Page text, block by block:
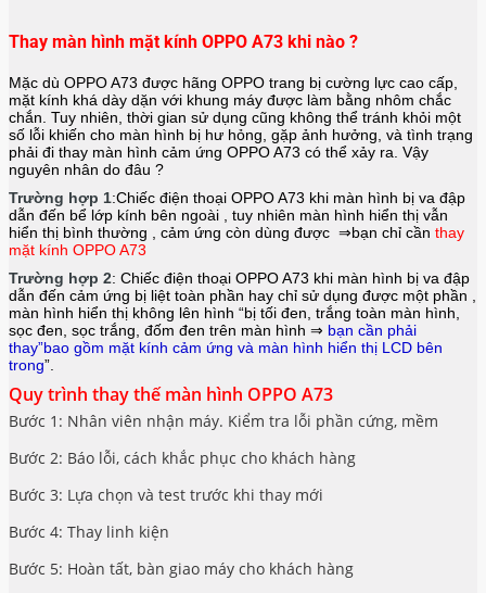
Thay màn hình mặt kính OPPO A73 khi nào ?
Mặc dù OPPO A73 được hãng OPPO trang bị cường lực cao cấp,
mặt kính khá dày dặn với khung máy được làm bằng nhôm chắc
chắn. Tuy nhiên, thời gian sử dụng cũng không thể tránh khỏi một
số lỗi khiến cho màn hình bị hư hỏng, gặp ảnh hưởng, và tình trạng
phải đi thay màn hình cảm ứng OPPO A73 có thể xảy ra. Vậy
nguyên nhân do đâu ?
Trường hợp 1:Chiếc điện thoại OPPO A73 khi màn hình bị va đập
dẫn đến bể lớp kính bên ngoài , tuy nhiên màn hình hiển thị vẫn
hiển thị bình thường , cảm ứng còn dùng được ⇒bạn chỉ cần thay
mặt kính OPPO A73
Trường hợp 2: Chiếc điện thoại OPPO A73 khi màn hình bị va đập
dẫn đến cảm ứng bị liệt toàn phần hay chỉ sử dụng được một phần ,
màn hình hiển thị không lên hình “bị tối đen, trắng toàn màn hình,
sọc đen, sọc trắng, đốm đen trên màn hình ⇒ bạn cần phải
thay”bao gồm mặt kính cảm ứng và màn hình hiển thị LCD bên
trong”.
Quy trình thay thế màn hình OPPO A73
Bước 1: Nhân viên nhận máy. Kiểm tra lỗi phần cứng, mềm
Bước 2: Báo lỗi, cách khắc phục cho khách hàng
Bước 3: Lựa chọn và test trước khi thay mới
Bước 4: Thay linh kiện
Bước 5: Hoàn tất, bàn giao máy cho khách hàng